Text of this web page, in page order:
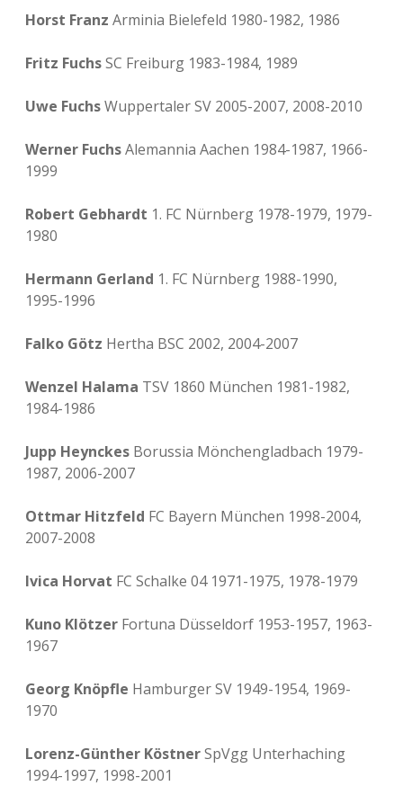
Horst Franz Arminia Bielefeld 1980-1982, 1986
Fritz FuchsSC Freiburg 1983-1984, 1989
Uwe FuchsWuppertaler SV 2005-2007, 2008-2010
Werner FuchsAlemannia Aachen 1984-1987, 1966-
1999
Robert Gebhardt 1. FC Nürnberg 1978-1979, 1979-
1980
Hermann Gerland 1. FC Nürnberg 1988-1990,
1995-1996
Falko Götz Hertha BSC 2002, 2004-2007
Wenzel Halama TSV 1860 München 1981-1982,
1984-1986
Jupp Heynckes Borussia Mönchengladbach 1979-
1987, 2006-2007
Ottmar Hitzfeld FC Bayern München 1998-2004,
2007-2008
Ivica Horvat FC Schalke 04 1971-1975, 1978-1979
Kuno Klötzer Fortuna Düsseldorf 1953-1957, 1963-
1967
Georg Knöpfle Hamburger SV 1949-1954, 1969-
1970
Lorenz-Günther KöstnerSpVgg Unterhaching
1994-1997, 1998-2001